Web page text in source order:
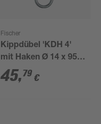
Fischer
Kippdübel 'KDH 4'
mit Haken Ø 14 x 95
mm 25 Stück
45,79 €